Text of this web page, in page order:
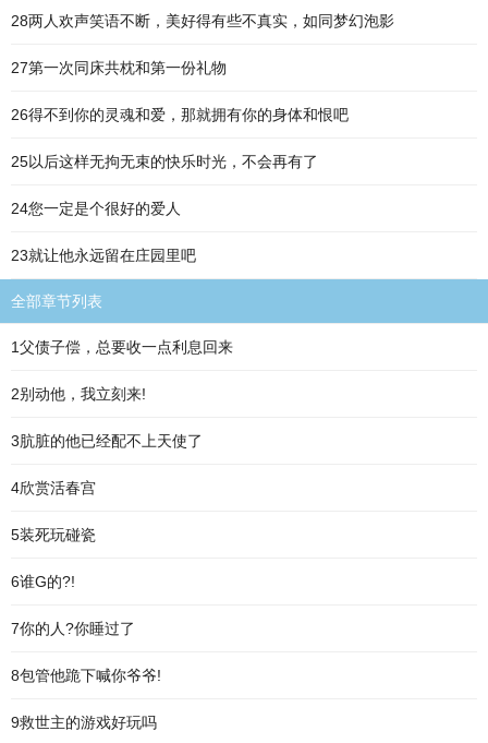
28两人欢声笑语不断，美好得有些不真实，如同梦幻泡影
27第一次同床共枕和第一份礼物
26得不到你的灵魂和爱，那就拥有你的身体和恨吧
25以后这样无拘无束的快乐时光，不会再有了
24您一定是个很好的爱人
23就让他永远留在庄园里吧
全部章节列表
1父债子偿，总要收一点利息回来
2别动他，我立刻来!
3肮脏的他已经配不上天使了
4欣赏活春宫
5装死玩碰瓷
6谁G的?!
7你的人?你睡过了
8包管他跪下喊你爷爷!
9救世主的游戏好玩吗